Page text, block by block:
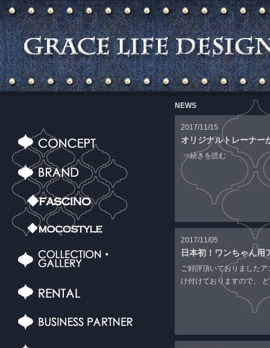
NEWS
2017/11/15
オリジナルトレーナー
⇒続きを読む
2017/11/05
日本初！ワンちゃん用
ご好評頂いておりました
け付けておりますので、